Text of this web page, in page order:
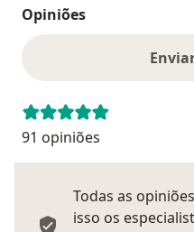
Opiniões
91 opiniões
Todas as
isso os